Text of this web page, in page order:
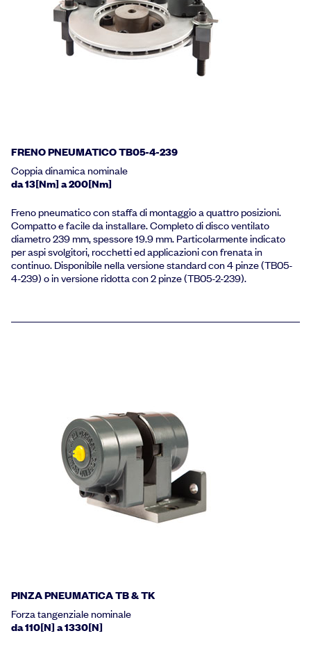
FRENO PNEUMATICO TB05-4-239
Coppia dinamica nominale
da 13[Nm] a 200[Nm]
Freno pneumatico con staffa di montaggio a quattro posizioni.
Compatto e facile da installare. Completo di disco ventilato
diametro 239 mm, spessore 19.9 mm. Particolarmente indicato
per aspi svolgitori, rocchetti ed applicazioni con frenata in
continuo. Disponibile nella versione standard con 4 pinze (TB05-
4-239) o in versione ridotta con 2 pinze (TB05-2-239).
PINZA PNEUMATICA TB & TK
Forza tangenziale nominale
da 110[N] a 1330[N]